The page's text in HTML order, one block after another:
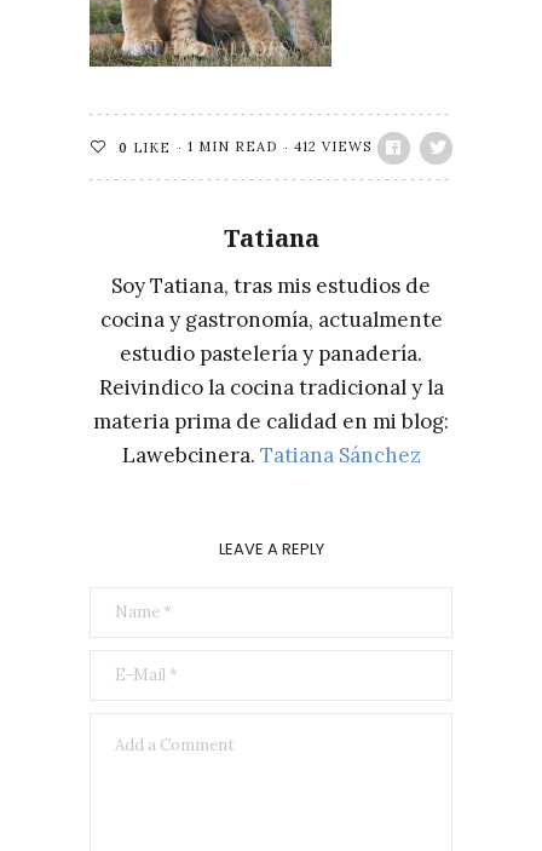
0 LIKE 1 MIN READ 412 VIEWS
Tatiana
Soy Tatiana, tras mis estudios de
cocina y gastronomía, actualmente
estudio pastelería y panadería.
Reivindico la cocina tradicional y la
materia prima de calidad en mi blog:
Lawebcinera. Tatiana Sánchez
LEAVE A REPLY